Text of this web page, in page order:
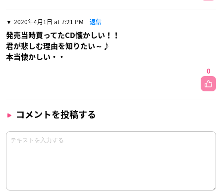
2020年4月1日 at 7:21 PM 返信
発売当時買ってたCD懐かしい！！
君が悲しむ理由を知りたい～♪
本当懐かしい・・
0
コメントを投稿する